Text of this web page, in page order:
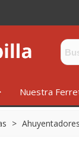
INICIONuestra
>